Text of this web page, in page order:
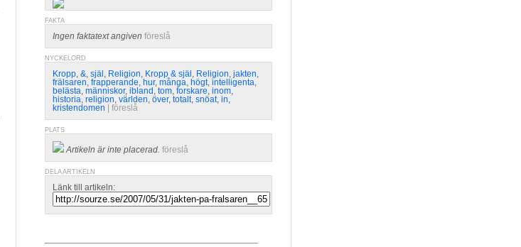
FAKTA
Ingen faktatext angiven föreslå
NYCKELORD
Kropp, &, själ , Religion, Kropp & själ , Religion, jakten,
frälsaren, frapperande, hur, många, högt, intelligenta,
belästa, människor, ibland , tom, forskare, inom,
historia, religion, världen, över, totalt, snöat, in,
kristendomen
föreslå
PLATS
Artikeln är inte placerad. föreslå
DELA ARTIKELN
Länk till artikeln: